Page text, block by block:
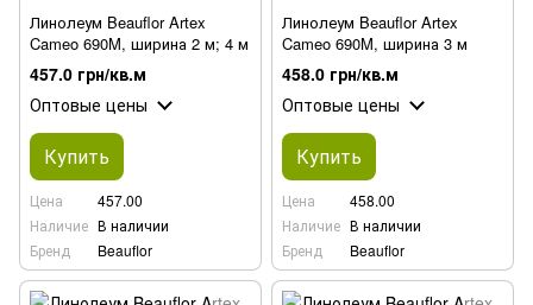
Линолеум Beauflor Artex
Cameo 690M, ширина 2 м; 4 м
457.0 грн/кв.м
Оптовые цены
Купить
Цена
457.00
Наличие В наличии
Бренд
Beauflor
Линолеум Beauflor Artex
Cameo 690M, ширина 3 м
458.0 грн/кв.м
Оптовые цены
Купить
Цена
458.00
Наличие В наличии
Бренд
Beauflor